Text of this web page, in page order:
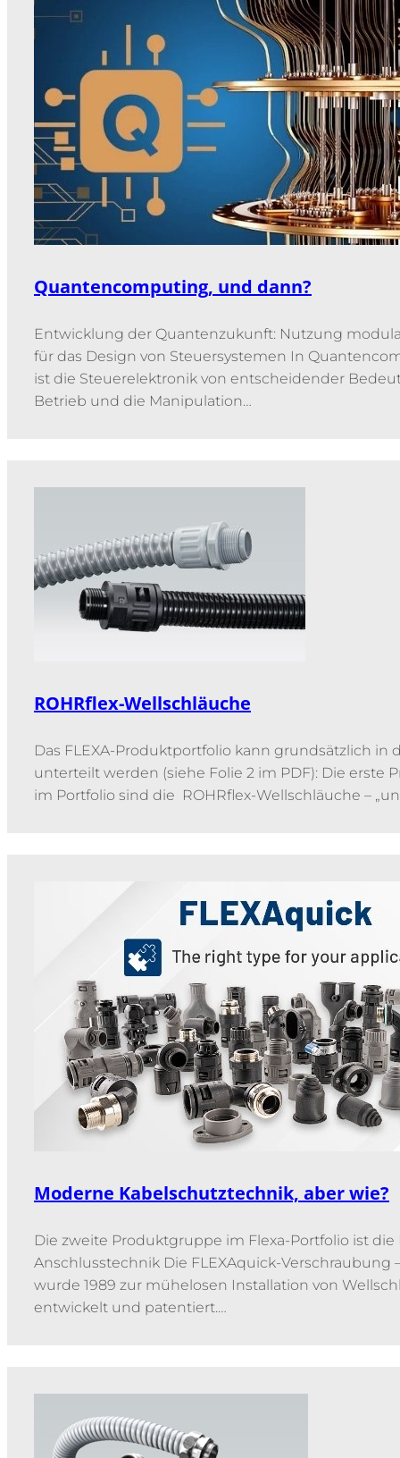
Quantencomputing, und dann?
Entwicklung der Quantenzukunft: Nutzung
für das Design von Steuersystemen In
ist die Steuerelektronik von entscheidender
Betrieb und die Manipulation…
ROHRflex-Wellschläuche
Das FLEXA-Produktportfolio kann grundsätzlich in
unterteilt werden (siehe Folie 2 im PDF): Die erste
im Portfolio sind die ROHRflex-Wellschläuche –
Moderne Kabelschutztechnik, aber wie?
Die zweite Produktgruppe im Flexa-Portfolio ist die
Anschlusstechnik Die FLEXAquick-Verschraubung –
wurde 1989 zur mühelosen Installation von
entwickelt und patentiert.…